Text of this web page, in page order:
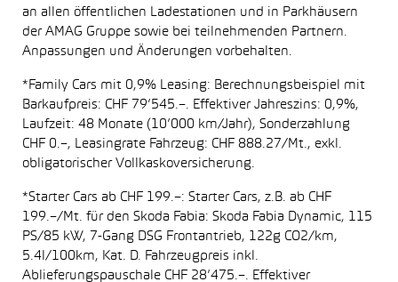
an allen öffentlichen Ladestationen und in Parkhäusern
der AMAG Gruppe sowie bei teilnehmenden Partnern.
Anpassungen und Änderungen vorbehalten.
*Family Cars mit 0,9% Leasing: Berechnungsbeispiel mit
Barkaufpreis: CHF 79’545.–. Effektiver Jahreszins: 0,9%,
Laufzeit: 48 Monate (10’000 km/Jahr), Sonderzahlung
CHF 0.–, Leasingrate Fahrzeug: CHF 888.27/Mt., exkl.
obligatorischer Vollkaskoversicherung.
*Starter Cars ab CHF 199.–: Starter Cars, z.B. ab CHF
199.–/Mt. für den Skoda Fabia: Skoda Fabia Dynamic, 115
PS/85 kW, 7-Gang DSG Frontantrieb, 122g CO2/km,
5.4l/100km, Kat. D. Fahrzeugpreis inkl.
Ablieferungspauschale CHF 28’475.–. Effektiver